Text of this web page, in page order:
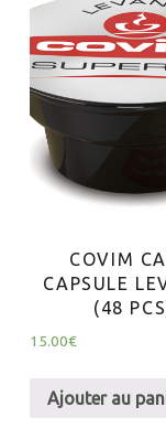
COVIM
CAPSULE
(48
15.00€
Ajouter au